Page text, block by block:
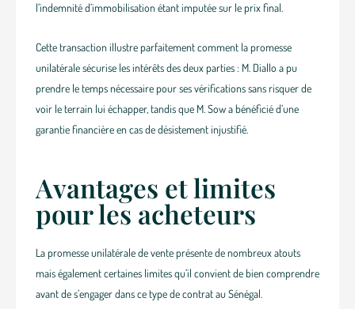
l’indemnité d’immobilisation étant imputée sur le prix final.
Cette transaction illustre parfaitement comment la promesse
unilatérale sécurise les intérêts des deux parties : M. Diallo a pu
prendre le temps nécessaire pour ses vérifications sans risquer de
voir le terrain lui échapper, tandis que M. Sow a bénéficié d’une
garantie financière en cas de désistement injustifié.
Avantages et limites
pour les acheteurs
La promesse unilatérale de vente présente de nombreux atouts
mais également certaines limites qu’il convient de bien comprendre
avant de s’engager dans ce type de contrat au Sénégal.